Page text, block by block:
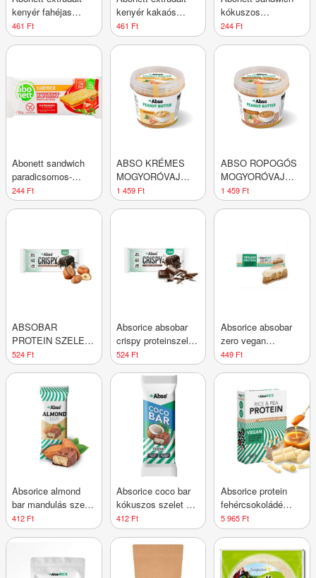
kenyér fahéjas
gluténmentes 100 g
461 Ft
kenyér kakaós
gluténmentes 100 g
461 Ft
kókuszos
gluténmentes 26 g
244 Ft
Abonett sandwich
paradicsomos-
zöldfűszeres
gluténmentes 26 g
244 Ft
ABSO KRÉMES
MOGYORÓVAJ
350G
1 459 Ft
ABSO ROPOGÓS
MOGYORÓVAJ
350G
1 459 Ft
ABSOBAR
PROTEIN SZELET
CRISPY CSOKI-
MOGY
524 Ft
Absorice absobar
crispy proteinszelet
dupla csokoládés
ízesítésű 50 g
524 Ft
Absorice absobar
zero vegan
proteinszelet
banoffee pie 40 g
449 Ft
Absorice almond
bar mandulás szelet
35 g
412 Ft
Absorice coco bar
kókuszos szelet 35
g
412 Ft
Absorice protein
fehércsokoládé
karamell 500 g
5 965 Ft